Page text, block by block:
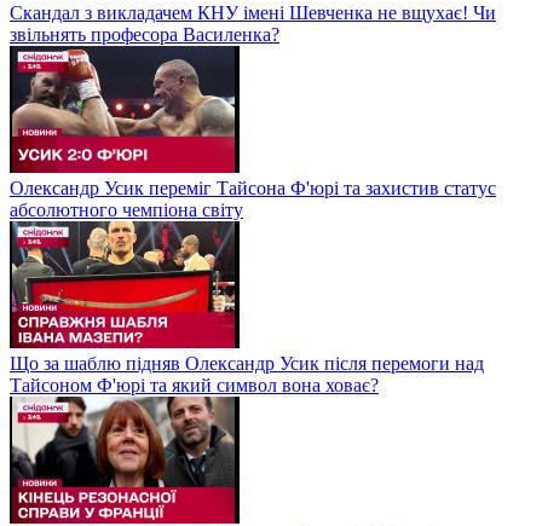
Скандал з викладачем КНУ імені Шевченка не вщухає! Чи
звільнять професора Василенка?
Олександр Усик переміг Тайсона Ф'юрі та захистив статус
абсолютного чемпіона світу
Що за шаблю підняв Олександр Усик після перемоги над
Тайсоном Ф'юрі та який символ вона ховає?